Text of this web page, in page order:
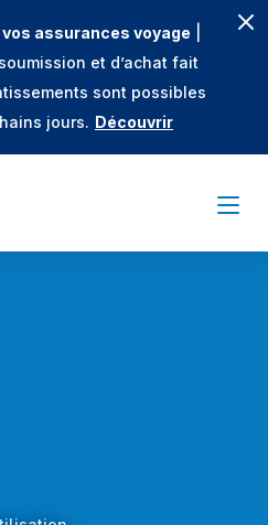
vos assurances voyage
et d’achat fait
sont possibles
jours. Découvrir